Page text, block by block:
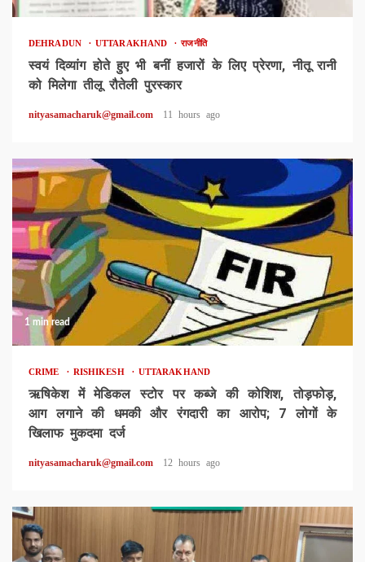
DEHRADUN UTTARAKHAND राजनीति
स्वयं दिव्यांग होते हुए भी बनीं हजारों के लिए प्रेरणा, नीतू रानी
को मिलेगा तीलू रौतेली पुरस्कार
nityasamacharuk@gmail.com 11 hours ago
1 min read
CRIME RISHIKESH UTTARAKHAND
ऋषिकेश में मेडिकल स्टोर पर कब्जे की कोशिश, तोड़फोड़,
आग लगाने की धमकी और रंगदारी का आरोप; 7 लोगों के
खिलाफ मुकदमा दर्ज
nityasamacharuk@gmail.com 12 hours ago